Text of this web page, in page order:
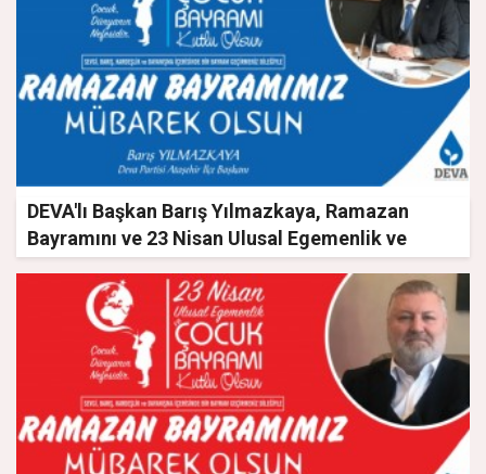
DEVA'lı Başkan Barış Yılmazkaya, Ramazan
Bayramını ve 23 Nisan Ulusal Egemenlik ve